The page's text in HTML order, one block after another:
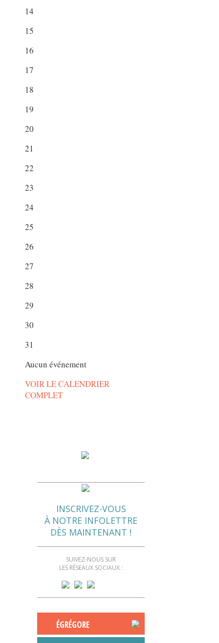
14
15
16
17
18
19
20
21
22
23
24
25
26
27
28
29
30
31
Aucun événement
VOIR LE CALENDRIER
COMPLET
INSCRIVEZ-VOUS
À NOTRE INFOLETTRE
DÈS MAINTENANT !
SUIVEZ-NOUS SUR
LES RÉSEAUX SOCIAUX :
ÉGRÉGORE